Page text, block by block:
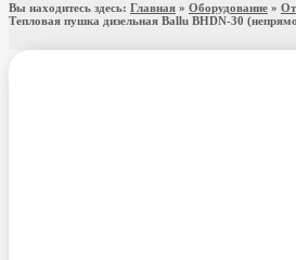
Вы находитесь здесь: Главная » Оборудование »
Тепловая пушка дизельная Ballu BHDN-30